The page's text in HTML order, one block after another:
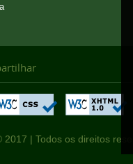
2017 | Todos os direitos